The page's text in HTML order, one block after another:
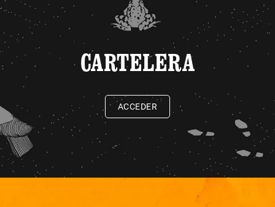
CARTELERA
ACCEDER